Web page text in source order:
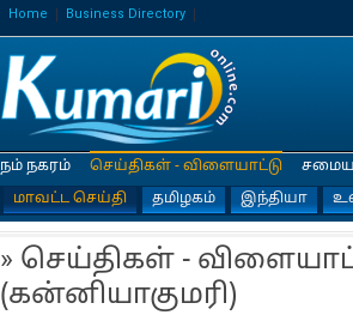
Home Business Directory
நம் நகரம்
செய்திகள் - விளையாட்டு
மாவட்ட செய்தி
தமிழகம் இந்தியா
» செய்திகள் -
(கன்னியாகுமரி)